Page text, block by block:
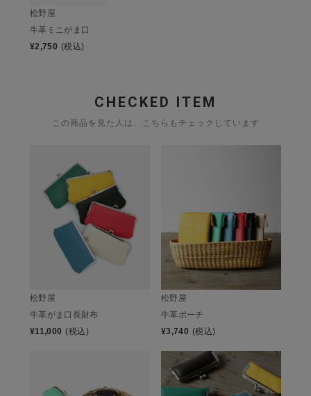
松野屋
牛革ミニがま口
¥2,750 (税込)
CHECKED ITEM
この商品を見た人は、こちらもチェックしています
松野屋
牛革がま口長財布
¥11,000 (税込)
松野屋
牛革ポーチ
¥3,740 (税込)